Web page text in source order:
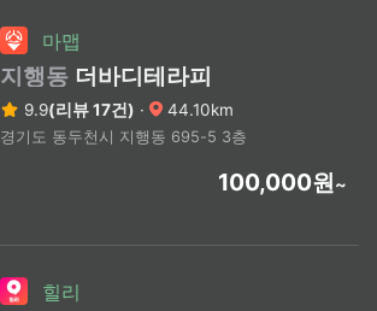
마맵
지행동 더바디테라피
9.9(리뷰 17건) · 44.10km
경기도 동두천시 지행동 695-5 3층
100,000원~
힐리